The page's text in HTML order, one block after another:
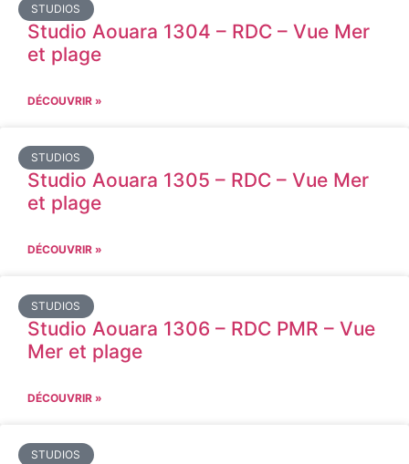
STUDIOS
Studio Aouara 1304 – RDC – Vue Mer
et plage
DÉCOUVRIR »
STUDIOS
Studio Aouara 1305 – RDC – Vue Mer
et plage
DÉCOUVRIR »
STUDIOS
Studio Aouara 1306 – RDC PMR – Vue
Mer et plage
DÉCOUVRIR »
STUDIOS